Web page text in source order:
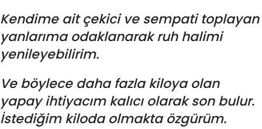
Kendime ait çekici ve sempati toplayan
yanlarıma odaklanarak ruh halimi
yenileyebilirim.
Ve böylece daha fazla kiloya olan
yapay ihtiyacım kalıcı olarak son bulur.
İstediğim kiloda olmakta özgürüm.